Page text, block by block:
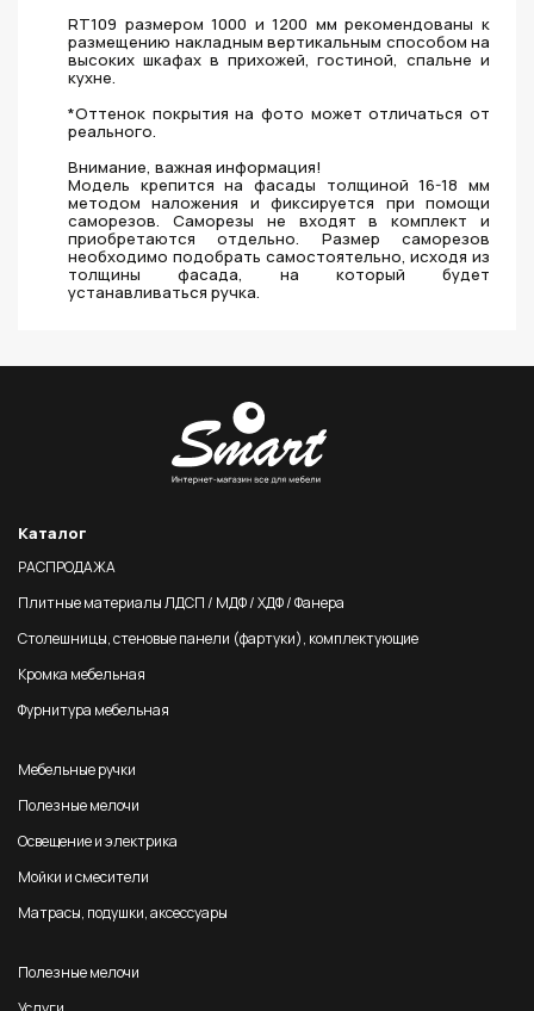
RT109 размером 1000 и 1200 мм рекомендованы к
размещению накладным вертикальным способом на
высоких шкафах в прихожей, гостиной, спальне и
кухне.
*Оттенок покрытия на фото может отличаться от
реального.
Внимание, важная информация!
Модель крепится на фасады толщиной 16-18 мм
методом наложения и фиксируется при помощи
саморезов. Саморезы не входят в комплект и
приобретаются отдельно. Размер саморезов
необходимо подобрать самостоятельно, исходя из
толщины фасада, на который будет
устанавливаться ручка.
Каталог
РАСПРОДАЖА
Плитные материалы ЛДСП / МДФ / ХДФ / Фанера
Столешницы, стеновые панели (фартуки), комплектующие
Кромка мебельная
Фурнитура мебельная
Мебельные ручки
Полезные мелочи
Освещение и электрика
Мойки и смесители
Матрасы, подушки, аксессуары
Полезные мелочи